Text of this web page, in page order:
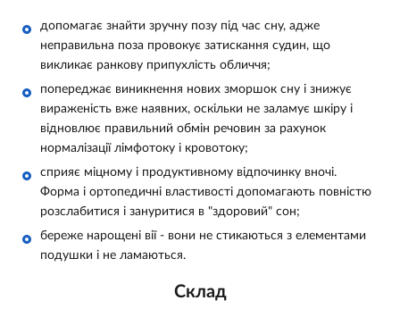
допомагає знайти зручну позу під час сну, адже
неправильна поза провокує затискання судин, що
викликає ранкову припухлість обличчя;
попереджає виникнення нових зморшок сну і знижує
вираженість вже наявних, оскільки не заламує шкіру і
відновлює правильний обмін речовин за рахунок
нормалізації лімфотоку і кровотоку;
сприяє міцному і продуктивному відпочинку вночі.
Форма і ортопедичні властивості допомагають повністю
розслабитися і зануритися в "здоровий" сон;
береже нарощені вії - вони не стикаються з елементами
подушки і не ламаються.
Склад